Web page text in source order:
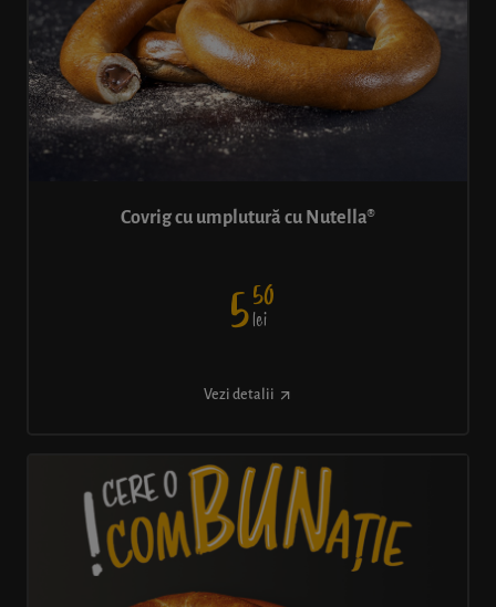
Covrig cu umplutură cu Nutella®
550
lei
Vezi detalii